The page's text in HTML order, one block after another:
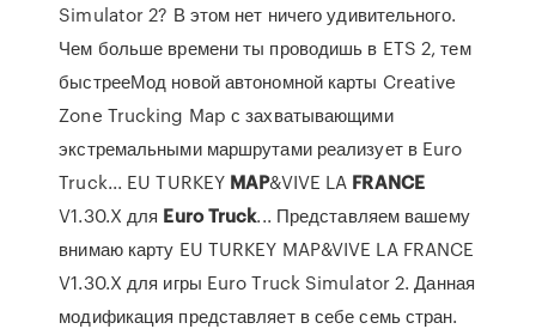
Simulator 2? В этом нет ничего удивительного.
Чем больше времени ты проводишь в ETS 2, тем
быстрееМод новой автономной карты Creative
Zone Trucking Map с захватывающими
экстремальными маршрутами реализует в Euro
Truck... EU TURKEY MAP&VIVE LA FRANCE
V1.30.X для EuroTruck... Представляем вашему
внимаю карту EU TURKEY MAP&VIVE LA FRANCE
V1.30.X для игры Euro Truck Simulator 2. Данная
модификация представляет в себе семь стран.